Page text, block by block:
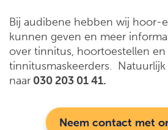
Bij audibene hebben wij hoor-
kunnen geven en meer
over tinnitus, hoortoestellen en
tinnitusmaskeerders.
naar 030 203 01 41.
Neem contact met